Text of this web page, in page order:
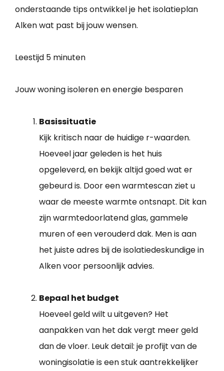
onderstaande tips ontwikkel je het isolatieplan
Alken wat past bij jouw wensen.
Leestijd 5 minuten
Jouw woning isoleren en energie besparen
Basissituatie
Kijk kritisch naar de huidige r-waarden.
Hoeveel jaar geleden is het huis
opgeleverd, en bekijk altijd goed wat er
gebeurd is. Door een warmtescan ziet u
waar de meeste warmte ontsnapt. Dit kan
zijn warmtedoorlatend glas, gammele
muren of een verouderd dak. Men is aan
het juiste adres bij de isolatiedeskundige in
Alken voor persoonlijk advies.
Bepaal het budget
Hoeveel geld wilt u uitgeven? Het
aanpakken van het dak vergt meer geld
dan de vloer. Leuk detail: je profijt van de
woningisolatie is een stuk aantrekkelijker